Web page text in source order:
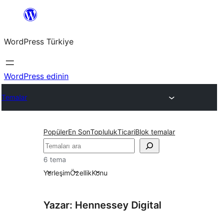
İçeriğe
WordPress Türkiye
WordPress edinin
Temalar
PopülerEn SonToplulukTicariBlok temalar
Ara
6 tema
YerleşimÖzellikKonu
Yazar: Hennessey Digital